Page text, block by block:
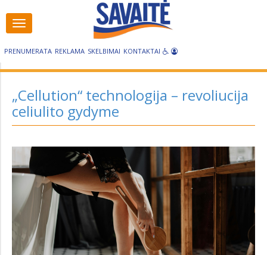
PRENUMERATA REKLAMA SKELBIMAI KONTAKTAI
Visos
kategorijos
„Cellution“ technologija – revoliucija
celiulito gydyme
Visos
kategorijos